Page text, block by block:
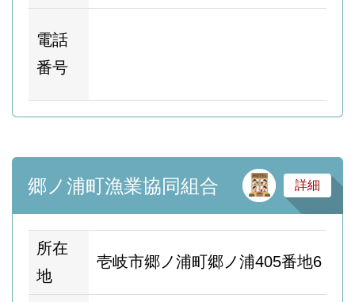
電話
番号
郷ノ浦町漁業協同組合 サ
詳細
所在
地
壱岐市郷ノ浦町郷ノ浦405番地6